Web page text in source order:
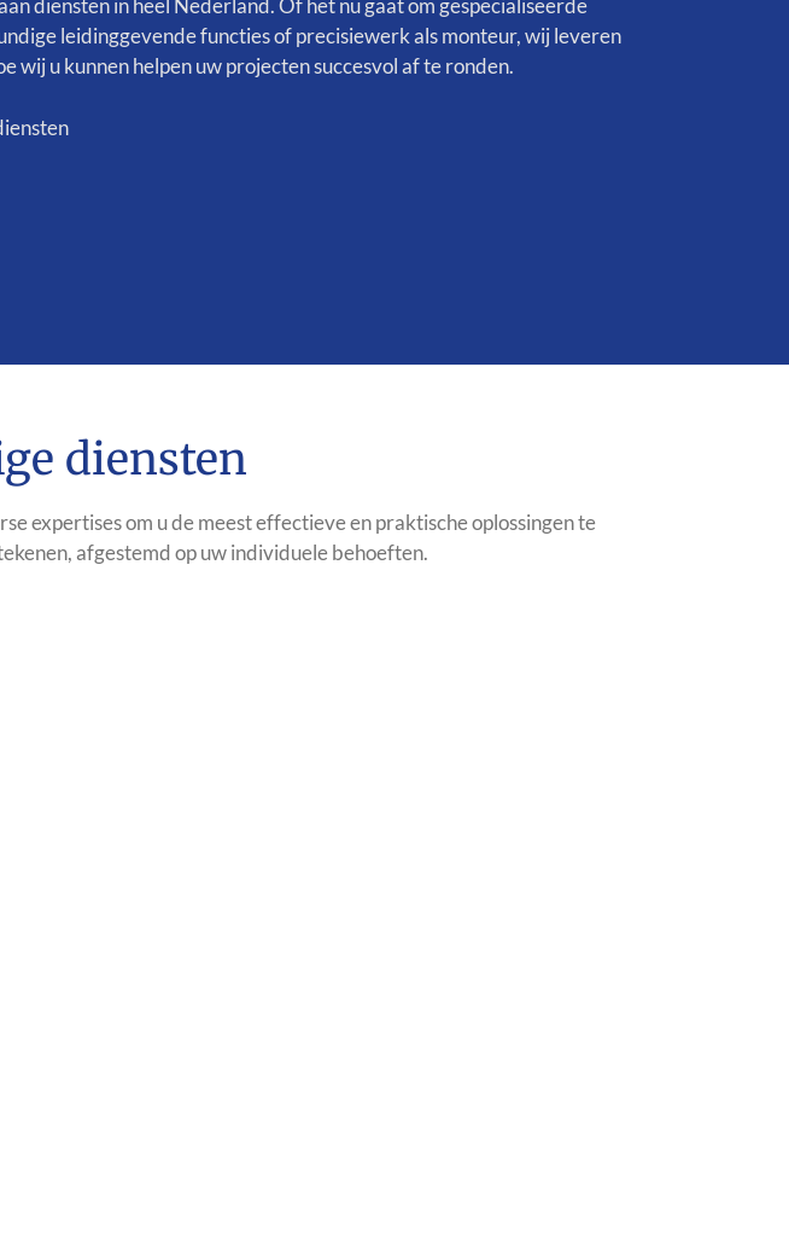
diensten in heel Nederland. Of het nu gaat om gespecialiseerde
leidinggevende functies of precisiewerk als monteur, wij leveren
u kunnen helpen uw projecten succesvol af te ronden.
diensten
expertises om u de meest effectieve en praktische oplossingen te
afgestemd op uw individuele behoeften.